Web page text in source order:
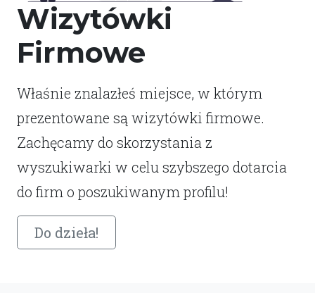
Wizytówki
Firmowe
Właśnie znalazłeś miejsce, w którym
prezentowane są wizytówki firmowe.
Zachęcamy do skorzystania z
wyszukiwarki w celu szybszego dotarcia
do firm o poszukiwanym profilu!
Do dzieła!